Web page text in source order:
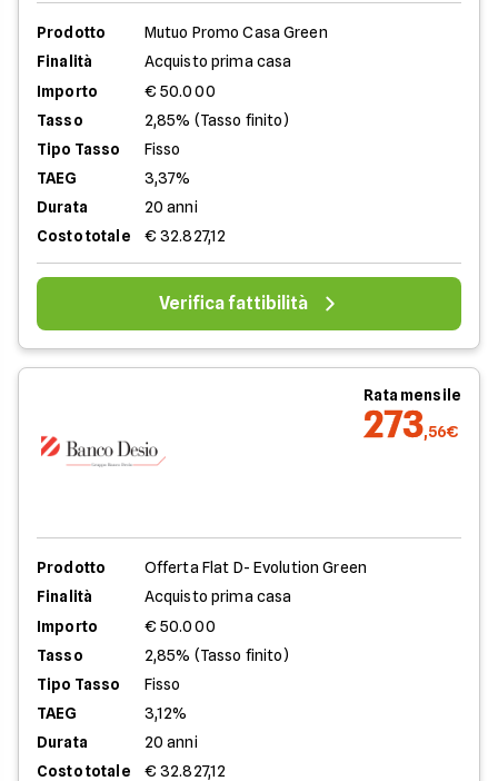
Prodotto
Mutuo Promo Casa Green
Finalità
Acquisto prima casa
Importo
€ 50.000
Tasso
2,85% (Tasso finito)
Tipo Tasso
Fisso
TAEG
3,37%
Durata
20 anni
Costo totale
€ 32.827,12
Verifica fattibilità
Rata mensile
273,56€
Prodotto
Offerta Flat D- Evolution Green
Finalità
Acquisto prima casa
Importo
€ 50.000
Tasso
2,85% (Tasso finito)
Tipo Tasso
Fisso
TAEG
3,12%
Durata
20 anni
Costo totale
€ 32.827,12